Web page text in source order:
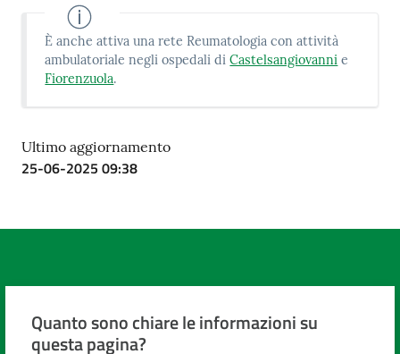
È anche attiva una rete Reumatologia con attività
ambulatoriale negli ospedali diCastelsangiovanni e
Fiorenzuola.
Ultimo aggiornamento
25-06-2025 09:38
Quanto sono chiare le informazioni su
questa pagina?